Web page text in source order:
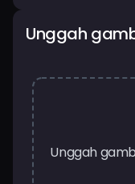
Unggah
Unggah